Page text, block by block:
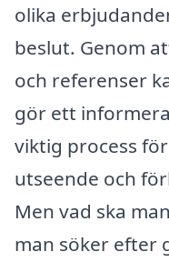
olika
beslut. Genom
och referenser
gör ett
viktig process
utseende och
Men vad ska
man söker efter